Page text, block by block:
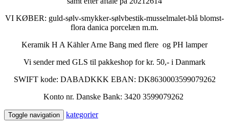
VI KØBER: guld-sølv-smykker-sølvbestik-musselmalet-blå blomst-
flora danica porcelæn m.m.
Keramik H A Kähler Arne Bang med flere og PH lamper
Vi sender med GLS til pakkeshop for kr. 50,- i Danmark
SWIFT kode: DABADKKK EBAN: DK8630003599079262
Konto nr. Danske Bank: 3420 3599079262
Toggle navigation kategorier